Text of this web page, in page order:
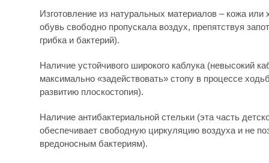
Изготовление из натуральных материалов – кожа или
обувь свободно пропускала воздух, препятствуя
грибка и бактерий).
Наличие устойчивого широкого каблука (невысокий
максимально «задействовать» стопу в процессе
развитию плоскостопия).
Наличие антибактериальной стельки (эта часть
обеспечивает свободную циркуляцию воздуха и не
вредоносным бактериям).